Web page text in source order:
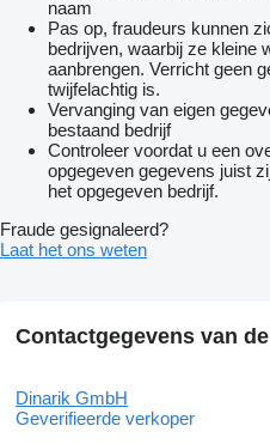
naam
Pas op, fraudeurs kunnen
bedrijven, waarbij ze kleine
aanbrengen. Verricht geen
twijfelachtig is.
Vervanging van eigen
bestaand bedrijf
Controleer voordat u een
opgegeven gegevens juist
het opgegeven bedrijf.
Fraude gesignaleerd?
Laat het ons weten
Contactgegevens van
Dinarik GmbH
Geverifieerde verkoper